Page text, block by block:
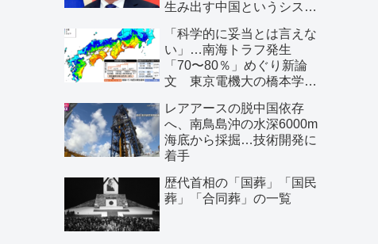
生み出す中国というシステ
「科学的に妥当とは言えな
い」…南海トラフ発生
「70〜80％」めぐり新論
文 東京電機大の橋本学特
レアアースの脱中国依存
へ、南鳥島沖の水深6000m
海底から採掘…技術開発に
着手
歴代首相の「国葬」「国民
葬」「合同葬」の一覧